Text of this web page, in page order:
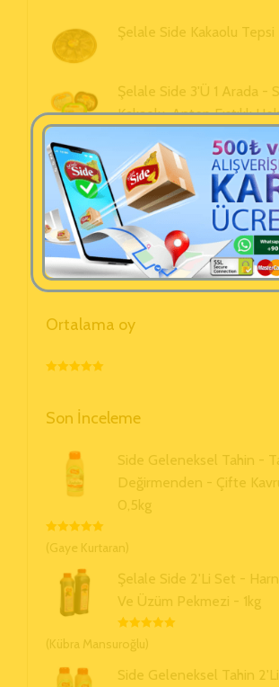
Şelale Side Kakaolu
Şelale Side 3'ü 1 Arada -
Kakaolu, Antep Fıstıklı
Şelale Side - Sade
350g
Sepet
Sepetinizde ürün bulunmuyor.
Ortalama oy
Son İnceleme
Side Geleneksel Tahin -
Değirmenden - Çifte
0,5kg
5 Üzerinden
5Oy Aldı
(Gaye Kurtaran)
Şelale Side 2'li Set -
Ve Üzüm Pekmezi - 1kg
5 Üzerinden
5Oy Aldı
(Kübra Mansuroğlu)
Side Geleneksel Tahin